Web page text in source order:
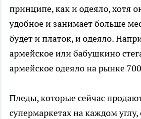
принципе, как и одеяло, хотя
удобное и занимает больше
будет и платок, и одеяло.
армейское или бабушкино
армейское одеяло на рынке
Пледы, которые сейчас
супермаркетах на каждом